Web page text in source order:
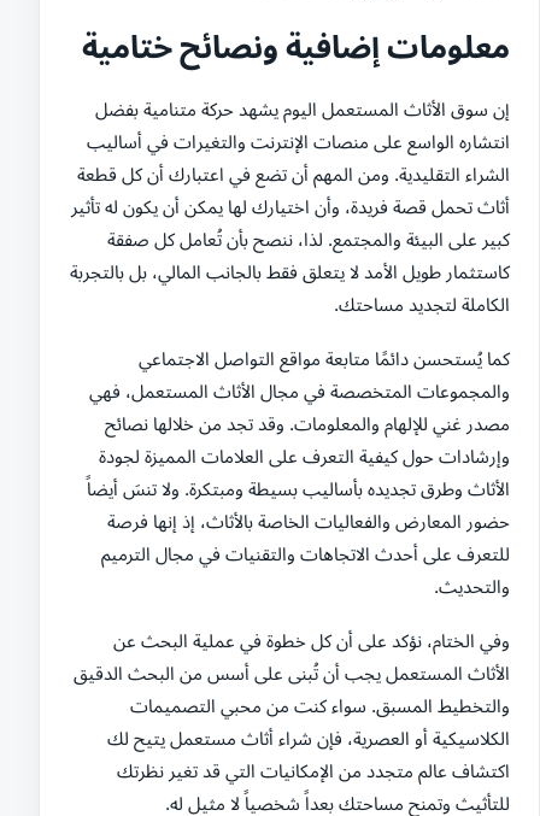
معلومات إضافية ونصائح ختامية
إن سوق الأثاث المستعمل اليوم يشهد حركة متنامية بفضل
انتشاره الواسع على منصات الإنترنت والتغيرات في أساليب
الشراء التقليدية. ومن المهم أن تضع في اعتبارك أن كل قطعة
أثاث تحمل قصة فريدة، وأن اختيارك لها يمكن أن يكون له تأثير
كبير على البيئة والمجتمع. لذا، ننصح بأن تُعامل كل صفقة
كاستثمار طويل الأمد لا يتعلق فقط بالجانب المالي، بل بالتجربة
الكاملة لتجديد مساحتك.
كما يُستحسن دائمًا متابعة مواقع التواصل الاجتماعي
والمجموعات المتخصصة في مجال الأثاث المستعمل، فهي
مصدر غني للإلهام والمعلومات. وقد تجد من خلالها نصائح
وإرشادات حول كيفية التعرف على العلامات المميزة لجودة
الأثاث وطرق تجديده بأساليب بسيطة ومبتكرة. ولا تنسَ أيضاً
حضور المعارض والفعاليات الخاصة بالأثاث، إذ إنها فرصة
للتعرف على أحدث الاتجاهات والتقنيات في مجال الترميم
والتحديث.
وفي الختام، نؤكد على أن كل خطوة في عملية البحث عن
الأثاث المستعمل يجب أن تُبنى على أسس من البحث الدقيق
والتخطيط المسبق. سواء كنت من محبي التصميمات
الكلاسيكية أو العصرية، فإن شراء أثاث مستعمل يتيح لك
اكتشاف عالم متجدد من الإمكانيات التي قد تغير نظرتك
للتأثيث وتمنح مساحتك بعداً شخصياً لا مثيل له.